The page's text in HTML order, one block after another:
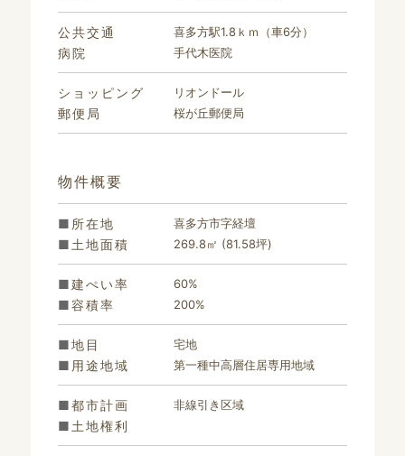
公共交通 喜多方駅1.8ｋｍ（車6分）
病院 手代木医院
ショッピング リオンドール
郵便局 桜が丘郵便局
物件概要
所在地 喜多方市字経壇
土地面積 269.8㎡ (81.58坪)
建ぺい率 60%
容積率 200%
地目 宅地
用途地域 第一種中高層住居専用地域
都市計画 非線引き区域
土地権利